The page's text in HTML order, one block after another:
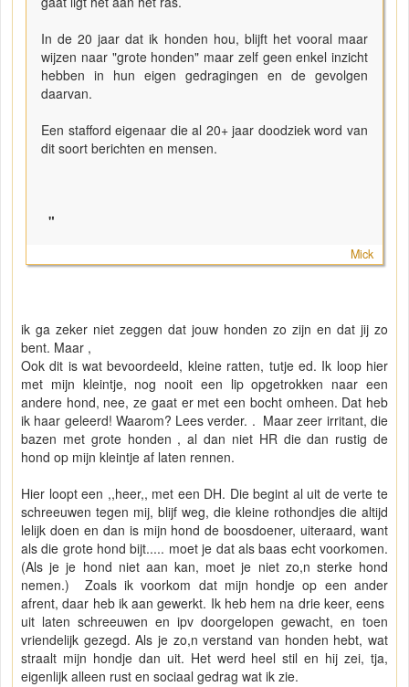
In de 20 jaar dat ik honden hou, blijft het vooral maar
wijzen naar "grote honden" maar zelf geen enkel inzicht
hebben in hun eigen gedragingen en de gevolgen
daarvan.
Een stafford eigenaar die al 20+ jaar doodziek word van
dit soort berichten en mensen.
"
Mick
ik ga zeker niet zeggen dat jouw honden zo zijn en dat jij zo
bent. Maar ,
Ook dit is wat bevoordeeld, kleine ratten, tutje ed. Ik loop hier
met mijn kleintje, nog nooit een lip opgetrokken naar een
andere hond, nee, ze gaat er met een bocht omheen. Dat heb
ik haar geleerd! Waarom? Lees verder. . Maar zeer irritant, die
bazen met grote honden , al dan niet HR die dan rustig de
hond op mijn kleintje af laten rennen.
Hier loopt een ,,heer,, met een DH. Die begint al uit de verte te
schreeuwen tegen mij, blijf weg, die kleine rothondjes die altijd
lelijk doen en dan is mijn hond de boosdoener, uiteraard, want
als die grote hond bijt..... moet je dat als baas echt voorkomen.
(Als je je hond niet aan kan, moet je niet zo,n sterke hond
nemen.) Zoals ik voorkom dat mijn hondje op een ander
afrent, daar heb ik aan gewerkt. Ik heb hem na drie keer, eens
uit laten schreeuwen en ipv doorgelopen gewacht, en toen
vriendelijk gezegd. Als je zo,n verstand van honden hebt, wat
straalt mijn hondje dan uit. Het werd heel stil en hij zei, tja,
eigenlijk alleen rust en sociaal gedrag wat ik zie.